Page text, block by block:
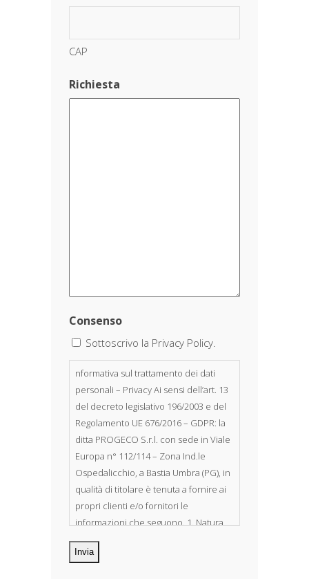
CAP
Richiesta
Consenso
Sottoscrivo la Privacy Policy.
nformativa sul trattamento dei dati
personali – Privacy Ai sensi dell’art. 13
del decreto legislativo 196/2003 e del
Regolamento UE 676/2016 – GDPR: la
ditta PROGECO S.r.l. con sede in Viale
Europa n° 112/114 – Zona Ind.le
Ospedalicchio, a Bastia Umbra (PG), in
qualità di titolare è tenuta a fornire ai
propri clienti e/o fornitori le
informazioni che seguono. 1. Natura
dei dati personali Costituiscono
oggetto di trattamento i Suoi dati